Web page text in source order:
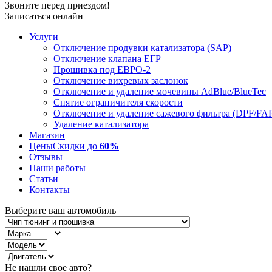
Звоните перед приездом!
Записаться онлайн
Услуги
Отключение продувки катализатора (SAP)
Отключение клапана ЕГР
Прошивка под ЕВРО-2
Отключение вихревых заслонок
Отключение и удаление мочевины AdBlue/BlueTec
Снятие ограничителя скорости
Отключение и удаление сажевого фильтра (DPF/
Удаление катализатора
Магазин
ЦеныСкидки до 60%
Отзывы
Наши работы
Статьи
Контакты
Выберите ваш автомобиль
Не нашли свое авто?